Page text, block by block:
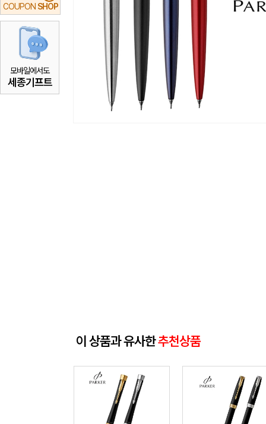
COUPON SHOP
모바일에서도
세종기프트
이 상품과 유사한추천상품